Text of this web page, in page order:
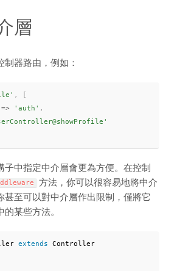
層
制器路由，例如：
,
[
=> 'auth' ,
子中指定中介層會更為方便。在控制
方法，你可以很容易地將中介
甚至可以對中介層作出限制，僅將它
某些方法。
extends
Controller